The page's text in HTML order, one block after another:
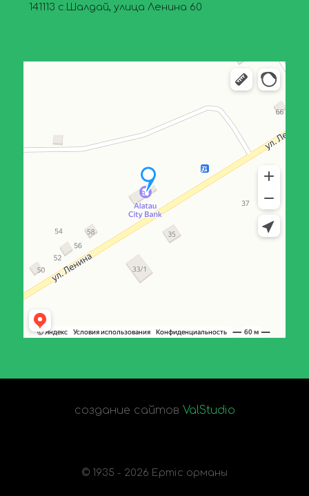
141113 с.Шалдай, улица Ленина 60
создание сайтов ValStudio
© 1935 - 2026 Ертіс орманы